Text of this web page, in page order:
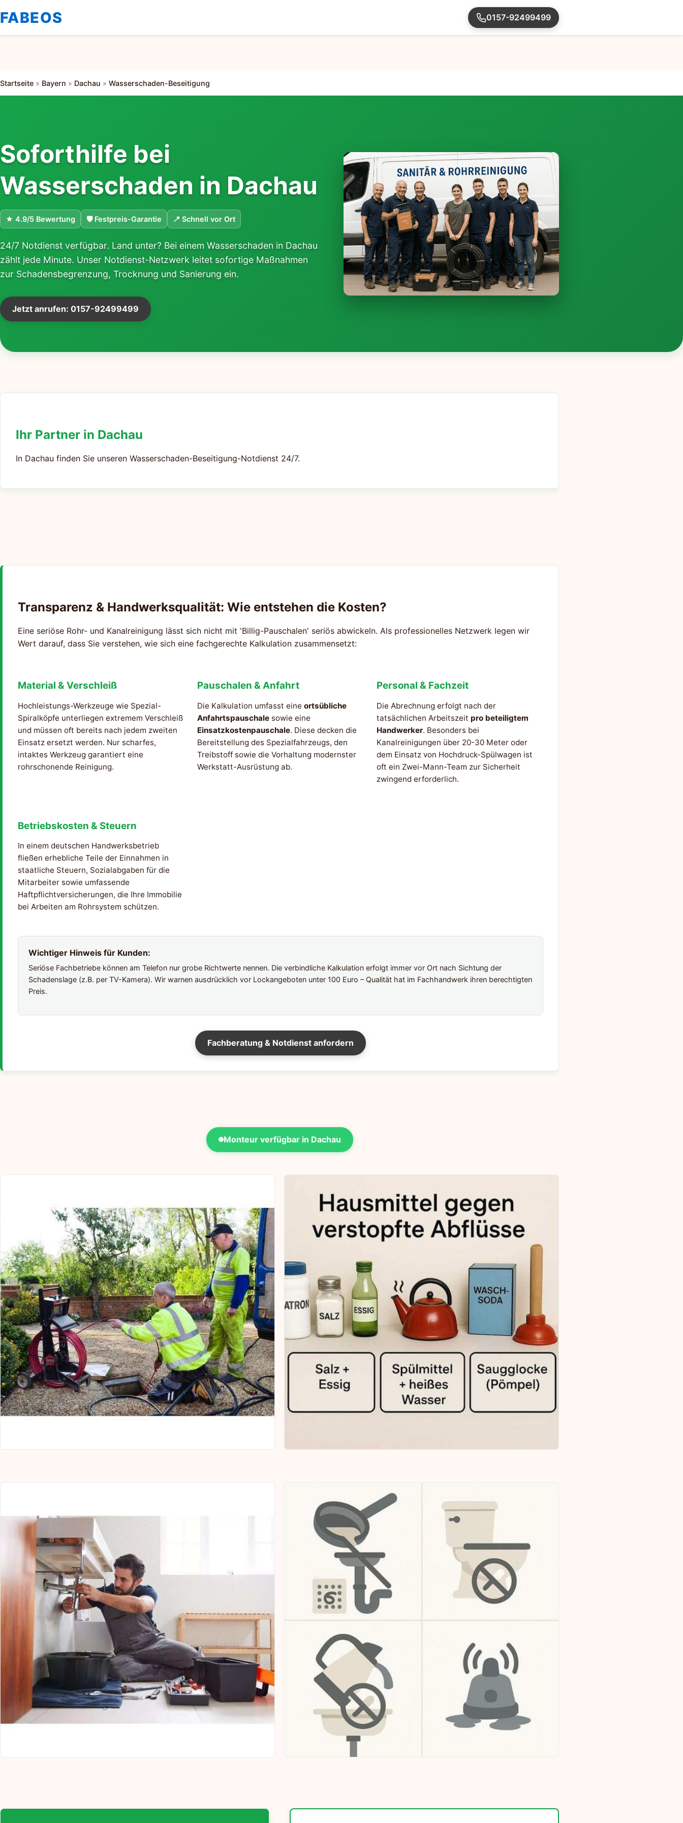
FABEOS 0157-92499499
Startseite » Bayern » Dachau » Wasserschaden-Beseitigung
Soforthilfe bei
Wasserschaden in Dachau
★ 4.9/5 Bewertung 🛡 Festpreis-Garantie 📍 Schnell vor Ort
24/7 Notdienst verfügbar. Land unter? Bei einem Wasserschaden in Dachau
zählt jede Minute. Unser Notdienst-Netzwerk leitet sofortige Maßnahmen
zur Schadensbegrenzung, Trocknung und Sanierung ein.
Jetzt anrufen: 0157-92499499
Ihr Partner in Dachau
In Dachau finden Sie unseren Wasserschaden-Beseitigung-Notdienst 24/7.
Transparenz & Handwerksqualität: Wie entstehen die Kosten?
Eine seriöse Rohr- und Kanalreinigung lässt sich nicht mit 'Billig-Pauschalen' seriös abwickeln. Als professionelles Netzwerk legen wir
Wert darauf, dass Sie verstehen, wie sich eine fachgerechte Kalkulation zusammensetzt:
Material & Verschleiß
Hochleistungs-Werkzeuge wie Spezial-
Spiralköpfe unterliegen extremem Verschleiß
und müssen oft bereits nach jedem zweiten
Einsatz ersetzt werden. Nur scharfes,
intaktes Werkzeug garantiert eine
rohrschonende Reinigung.
Pauschalen & Anfahrt
Die Kalkulation umfasst eine ortsübliche
Anfahrtspauschale sowie eine
Einsatzkostenpauschale. Diese decken die
Bereitstellung des Spezialfahrzeugs, den
Treibstoff sowie die Vorhaltung modernster
Werkstatt-Ausrüstung ab.
Personal & Fachzeit
Die Abrechnung erfolgt nach der
tatsächlichen Arbeitszeit pro beteiligtem
Handwerker. Besonders bei
Kanalreinigungen über 20-30 Meter oder
dem Einsatz von Hochdruck-Spülwagen ist
oft ein Zwei-Mann-Team zur Sicherheit
zwingend erforderlich.
Betriebskosten & Steuern
In einem deutschen Handwerksbetrieb
fließen erhebliche Teile der Einnahmen in
staatliche Steuern, Sozialabgaben für die
Mitarbeiter sowie umfassende
Haftpflichtversicherungen, die Ihre Immobilie
bei Arbeiten am Rohrsystem schützen.
Wichtiger Hinweis für Kunden:
Seriöse Fachbetriebe können am Telefon nur grobe Richtwerte nennen. Die verbindliche Kalkulation erfolgt immer vor Ort nach Sichtung der
Schadenslage (z.B. per TV-Kamera). Wir warnen ausdrücklich vor Lockangeboten unter 100 Euro – Qualität hat im Fachhandwerk ihren berechtigten
Preis.
Fachberatung & Notdienst anfordern
Monteur verfügbar in Dachau